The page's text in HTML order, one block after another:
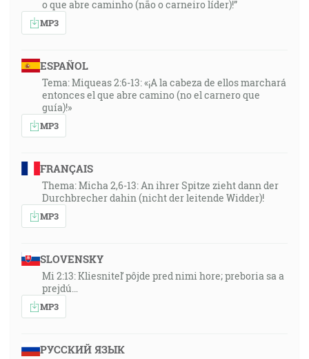
o que abre caminho (não o carneiro líder)!”
MP3
ESPAÑOL
Tema: Miqueas 2:6-13: «¡A la cabeza de ellos marchará
entonces el que abre camino (no el carnero que
guía)!»
MP3
FRANÇAIS
Thema: Micha 2,6-13: An ihrer Spitze zieht dann der
Durchbrecher dahin (nicht der leitende Widder)!
MP3
SLOVENSKY
Mi 2:13: Kliesniteľ pôjde pred nimi hore; preboria sa a
prejdú…
MP3
РУССКИЙ ЯЗЫК